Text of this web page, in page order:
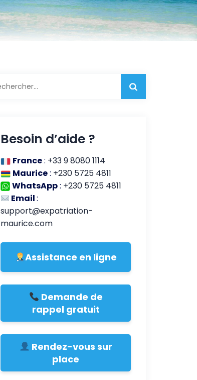
Besoin d’aide ?
France: +33 9 8080 1114
Maurice: +230 5725 4811
WhatsApp: +230 5725 4811
Email:
support@expatriation-
maurice.com
Assistance en ligne
Demande de
rappel gratuit
Rendez-vous sur
place